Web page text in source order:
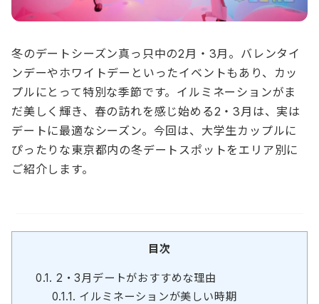
冬のデートシーズン真っ只中の2月・3月。バレンタイ
ンデーやホワイトデーといったイベントもあり、カッ
プルにとって特別な季節です。イルミネーションがま
だ美しく輝き、春の訪れを感じ始める2・3月は、実は
デートに最適なシーズン。今回は、大学生カップルに
ぴったりな東京都内の冬デートスポットをエリア別に
ご紹介します。
目次
0.1. 2・3月デートがおすすめな理由
0.1.1. イルミネーションが美しい時期